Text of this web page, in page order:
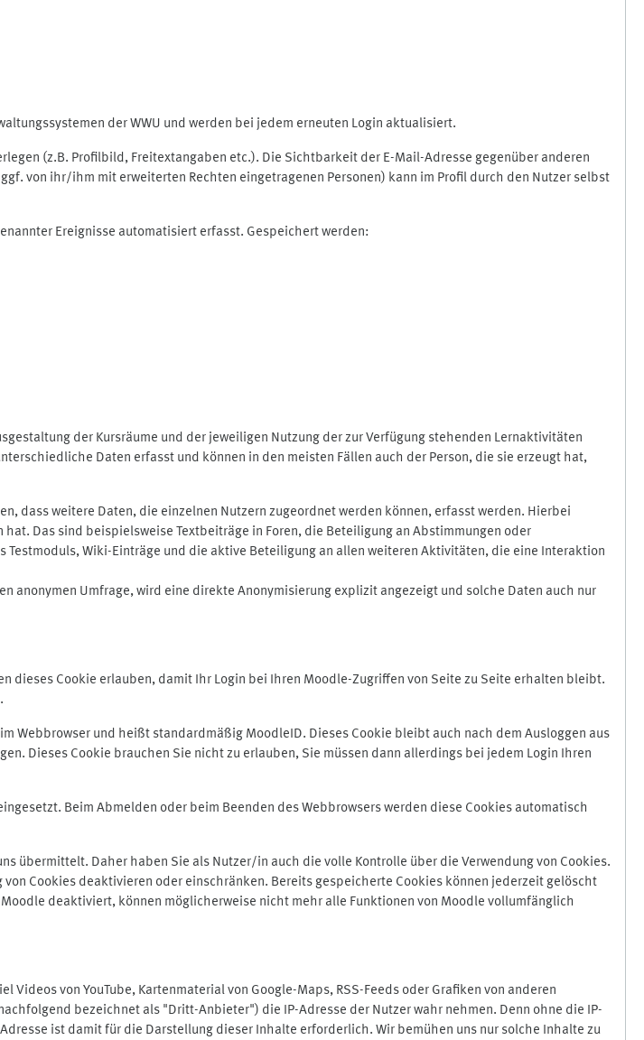
der WWU und werden bei jedem erneuten Login aktualisiert.
(z.B. Profilbild, Freitextangaben etc.). Die Sichtbarkeit der E-Mail-Adresse gegenüber anderen
von ihr/ihm mit erweiterten Rechten eingetragenen Personen) kann im Profil durch den Nutzer selbst
Ereignisse automatisiert erfasst. Gespeichert werden:
der Kursräume und der jeweiligen Nutzung der zur Verfügung stehenden Lernaktivitäten
Daten erfasst und können in den meisten Fällen auch der Person, die sie erzeugt hat,
dass weitere Daten, die einzelnen Nutzern zugeordnet werden können, erfasst werden. Hierbei
Das sind beispielsweise Textbeiträge in Foren, die Beteiligung an Abstimmungen oder
Wiki-Einträge und die aktive Beteiligung an allen weiteren Aktivitäten, die eine Interaktion
anonymen Umfrage, wird eine direkte Anonymisierung explizit angezeigt und solche Daten auch nur
dieses Cookie erlauben, damit Ihr Login bei Ihren Moodle-Zugriffen von Seite zu Seite erhalten bleibt.
Webbrowser und heißt standardmäßig MoodleID. Dieses Cookie bleibt auch nach dem Ausloggen aus
Dieses Cookie brauchen Sie nicht zu erlauben, Sie müssen dann allerdings bei jedem Login Ihren
Beim Abmelden oder beim Beenden des Webbrowsers werden diese Cookies automatisch
übermittelt. Daher haben Sie als Nutzer/in auch die volle Kontrolle über die Verwendung von Cookies.
Cookies deaktivieren oder einschränken. Bereits gespeicherte Cookies können jederzeit gelöscht
deaktiviert, können möglicherweise nicht mehr alle Funktionen von Moodle vollumfänglich
von YouTube, Kartenmaterial von Google-Maps, RSS-Feeds oder Grafiken von anderen
bezeichnet als "Dritt-Anbieter") die IP-Adresse der Nutzer wahr nehmen. Denn ohne die IP-
ist damit für die Darstellung dieser Inhalte erforderlich. Wir bemühen uns nur solche Inhalte zu